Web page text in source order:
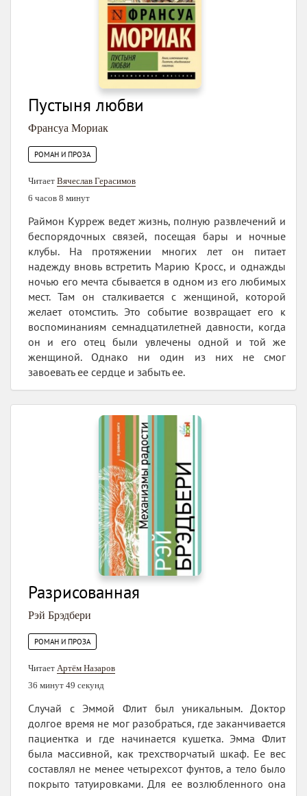
Пустыня любви
Франсуа Мориак
РОМАН И ПРОЗА
Читает Вячеслав Герасимов
6 часов 8 минут
Раймон Курреж ведет жизнь, полную развлечений и
беспорядочных связей, посещая бары и ночные
клубы. На протяжении многих лет он питает
надежду вновь встретить Марию Кросс, и однажды
ночью его мечта сбывается в одном из его любимых
мест. Там он сталкивается с женщиной, которой
желает отомстить. Это событие возвращает его к
воспоминаниям семнадцатилетней давности, когда
он и его отец были увлечены одной и той же
женщиной. Однако ни один из них не смог
завоевать ее сердце и забыть ее.
Разрисованная
Рэй Брэдбери
РОМАН И ПРОЗА
Читает Артём Назаров
36 минут 49 секунд
Случай с Эммой Флит был уникальным. Доктор
долгое время не мог разобраться, где заканчивается
пациентка и где начинается кушетка. Эмма Флит
была массивной, как трехстворчатый шкаф. Ее вес
составлял не менее четырехсот фунтов, а тело было
покрыто татуировками. Для ее возлюбленного она